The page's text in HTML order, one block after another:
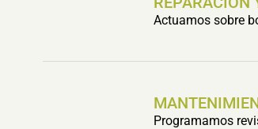
Actuamos sobre
Programamos